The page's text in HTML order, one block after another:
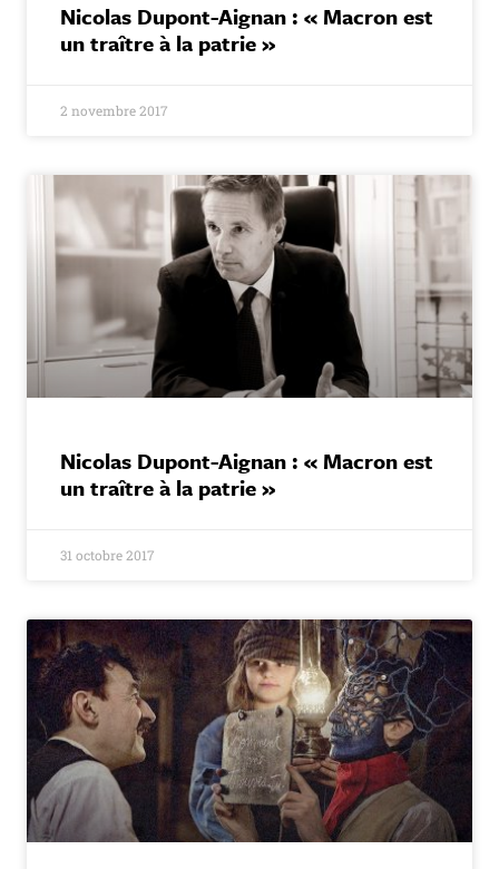
Nicolas Dupont-Aignan : « Macron est
un traître à la patrie »
2 novembre 2017
Nicolas Dupont-Aignan : « Macron est
un traître à la patrie »
31 octobre 2017